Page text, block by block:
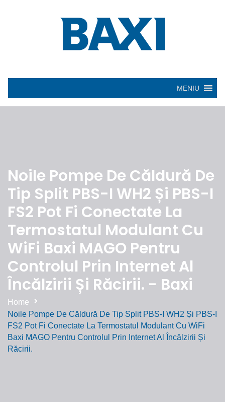
MENIU
Noile Pompe De Căldură De
Tip Split PBS-I WH2 Și PBS-I
FS2 Pot Fi Conectate La
Termostatul Modulant Cu
WiFi Baxi MAGO Pentru
Controlul Prin Internet Al
Încălzirii Și Răcirii. - Baxi
Home
Noile Pompe De Căldură De Tip Split PBS-I WH2 Și PBS-I
FS2 Pot Fi Conectate La Termostatul Modulant Cu WiFi
Baxi MAGO Pentru Controlul Prin Internet Al Încălzirii Și
Răcirii.